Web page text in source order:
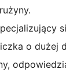
o dużej